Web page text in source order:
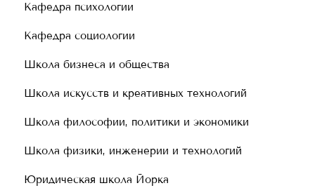
Кафедра психологии
Кафедра социологии
Школа бизнеса и общества
Школа искусств и креативных технологий
Школа философии, политики и экономики
Школа физики, инженерии и технологий
Юридическая школа Йорка